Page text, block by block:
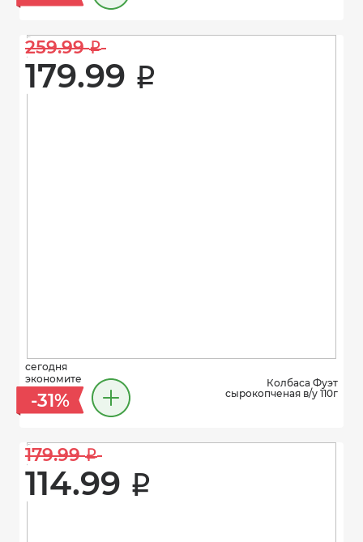
259.99 i
179.99 i
сегодня
экономите
-31%
Колбаса Фуэт
сырокопченая в/у 110г
179.99 i
114.99 i